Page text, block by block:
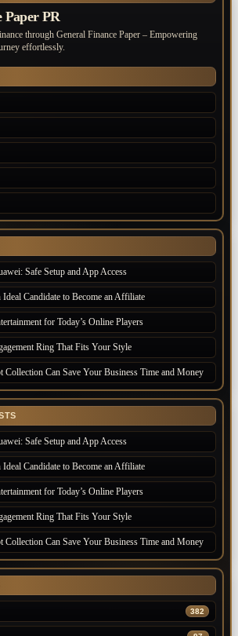
Paper PR
through General Finance Paper – Empowering
effortlessly.
Safe Setup and App Access
Candidate to Become an Affiliate
for Today’s Online Players
Ring That Fits Your Style
Collection Can Save Your Business Time and Money
Safe Setup and App Access
Candidate to Become an Affiliate
for Today’s Online Players
Ring That Fits Your Style
Collection Can Save Your Business Time and Money
382